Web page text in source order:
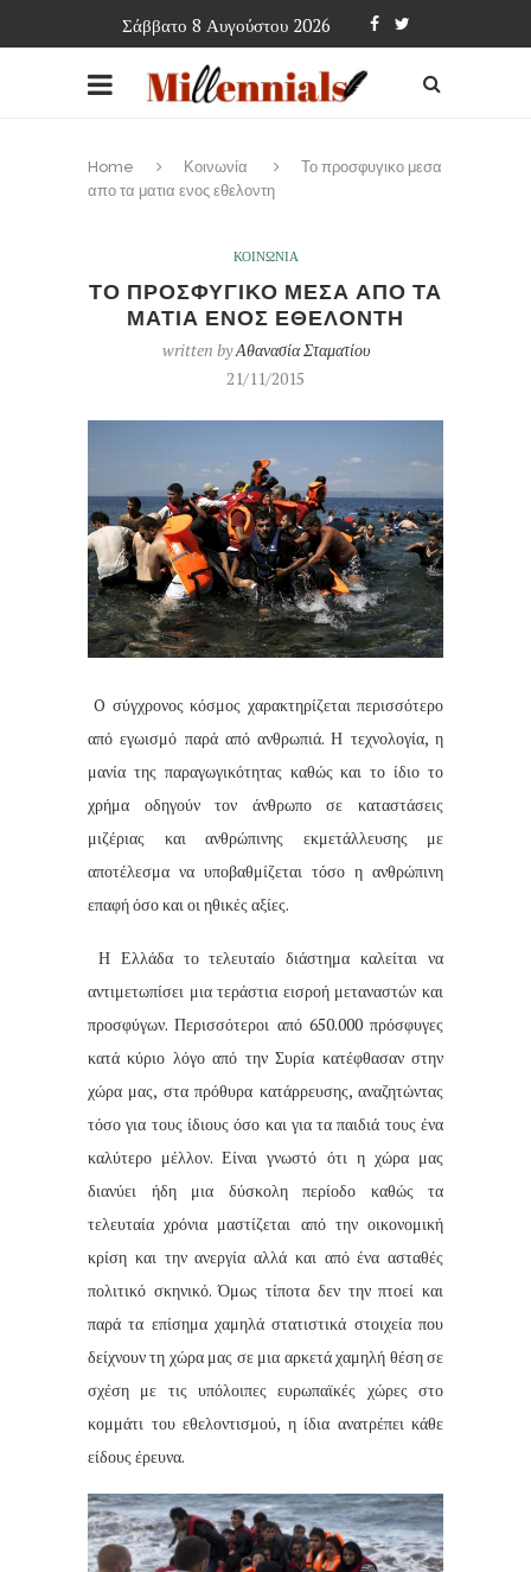
Σάββατο 8 Αυγούστου 2026
Home Κοινωνία
Το προσφυγικο μεσα
απο τα ματια ενος εθελοντη
ΚΟΙΝΩΝΙΑ
ΤΟ ΠΡΟΣΦΥΓΙΚΟ ΜΕΣΑ ΑΠΟ ΤΑ
ΜΑΤΙΑ ΕΝΟΣ ΕΘΕΛΟΝΤΗ
written byΑθανασία Σταματίου
21/11/2015
O σύγχρονος κόσμος χαρακτηρίζεται περισσότερο
από εγωισμό παρά από ανθρωπιά. Η τεχνολογία, η
μανία της παραγωγικότητας καθώς και το ίδιο το
χρήμα οδηγούν τον άνθρωπο σε καταστάσεις
μιζέριας και ανθρώπινης εκμετάλλευσης με
αποτέλεσμα να υποβαθμίζεται τόσο η ανθρώπινη
επαφή όσο και οι ηθικές αξίες.
Η Ελλάδα το τελευταίο διάστημα καλείται να
αντιμετωπίσει μια τεράστια εισροή μεταναστών και
προσφύγων. Περισσότεροι από 650.000 πρόσφυγες
κατά κύριο λόγο από την Συρία κατέφθασαν στην
χώρα μας, στα πρόθυρα κατάρρευσης, αναζητώντας
τόσο για τους ίδιους όσο και για τα παιδιά τους ένα
καλύτερο μέλλον. Είναι γνωστό ότι η χώρα μας
διανύει ήδη μια δύσκολη περίοδο καθώς τα
τελευταία χρόνια μαστίζεται από την οικονομική
κρίση και την ανεργία αλλά και από ένα ασταθές
πολιτικό σκηνικό. Όμως τίποτα δεν την πτοεί και
παρά τα επίσημα χαμηλά στατιστικά στοιχεία που
δείχνουν τη χώρα μας σε μια αρκετά χαμηλή θέση σε
σχέση με τις υπόλοιπες ευρωπαϊκές χώρες στο
κομμάτι του εθελοντισμού, η ίδια ανατρέπει κάθε
είδους έρευνα.